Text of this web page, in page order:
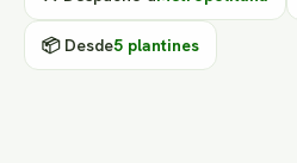
📦 Desde5 plantines